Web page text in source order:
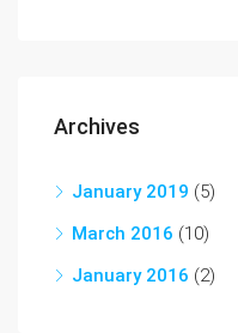
Archives
January 2019 (5)
March 2016 (10)
January 2016 (2)